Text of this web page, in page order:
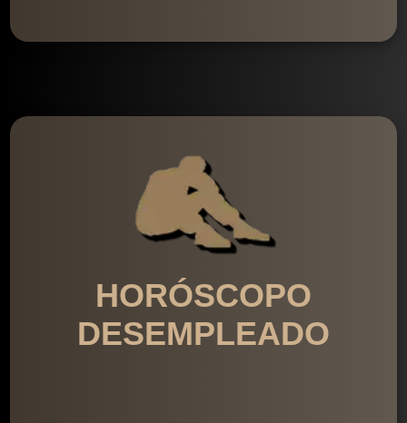
HORÓSCOPO
DESEMPLEADO